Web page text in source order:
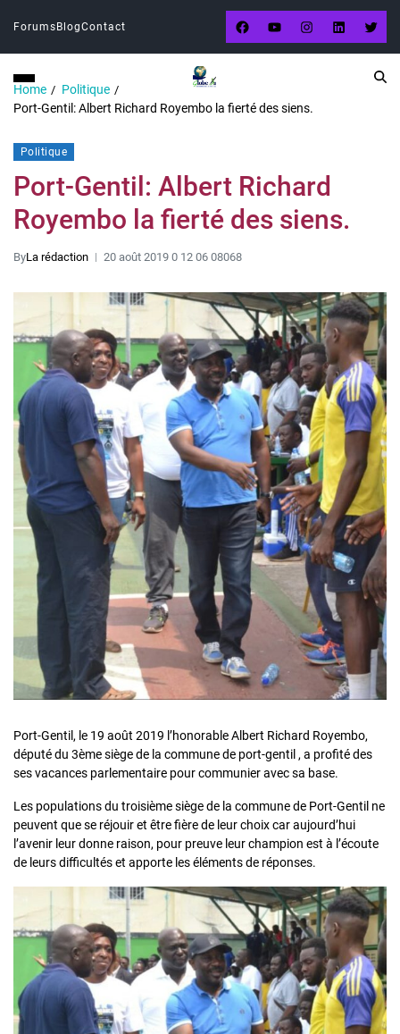
Forums BlogContact
Home
Politique
Port-Gentil: Albert Richard Royembo la fierté des siens.
Politique
Port-Gentil: Albert Richard
Royembo la fierté des siens.
ByLa rédaction 20 août 2019 0 12 06 08068
Port-Gentil, le 19 août 2019 l’honorable Albert Richard Royembo,
député du 3ème siège de la commune de port-gentil , a profité des
ses vacances parlementaire pour communier avec sa base.
Les populations du troisième siège de la commune de Port-Gentil ne
peuvent que se réjouir et être fière de leur choix car aujourd’hui
l’avenir leur donne raison, pour preuve leur champion est à l’écoute
de leurs difficultés et apporte les éléments de réponses.